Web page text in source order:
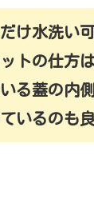
け水洗い
トの仕方
る蓋の内
いるのも